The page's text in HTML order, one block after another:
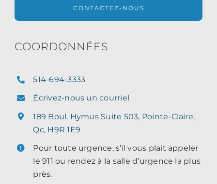
CONTACTEZ-NOUS
COORDONNÉES
514-694-3333
Écrivez-nous un courriel
189 Boul. Hymus Suite 503, Pointe-Claire,
Qc, H9R 1E9
Pour toute urgence, s’il vous plait appeler
le 911 ou rendez à la salle d’urgence la plus
près.